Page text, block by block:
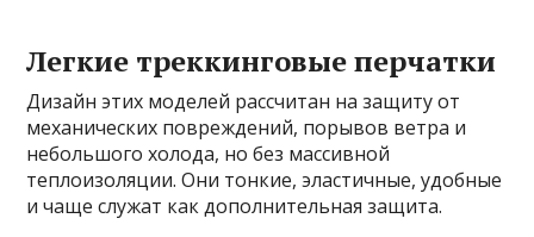
Легкие треккинговые перчатки
Дизайн этих моделей рассчитан на защиту от
механических повреждений, порывов ветра и
небольшого холода, но без массивной
теплоизоляции. Они тонкие, эластичные, удобные
и чаще служат как дополнительная защита.